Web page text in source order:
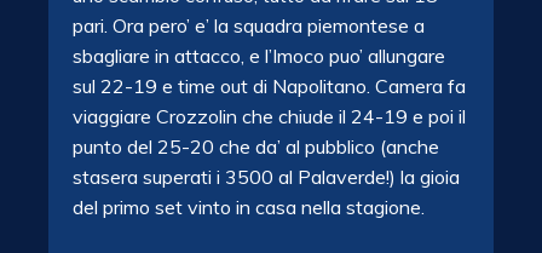
pari. Ora pero’ e’ la squadra piemontese a
sbagliare in attacco, e l’Imoco puo’ allungare
sul 22-19 e time out di Napolitano. Camera fa
viaggiare Crozzolin che chiude il 24-19 e poi il
punto del 25-20 che da’ al pubblico (anche
stasera superati i 3500 al Palaverde!) la gioia
del primo set vinto in casa nella stagione.